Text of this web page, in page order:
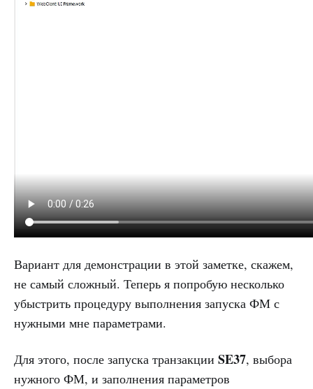
Вариант для демонстрации в этой заметке, скажем,
не самый сложный. Теперь я попробую несколько
убыстрить процедуру выполнения запуска ФМ с
нужными мне параметрами.
Для этого, после запуска транзакции SE37, выбора
нужного ФМ, и заполнения параметров